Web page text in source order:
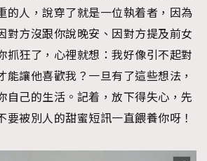
的人，說穿了就是一位執着者，因為
對方沒跟你說晚安、因對方提及前女
抓狂了，心裡就想：我好像引不起對
能讓他喜歡我？一旦有了這些想法，
自己的生活。記着，放下得失心，先
要被別人的甜蜜短訊一直餵養你呀！